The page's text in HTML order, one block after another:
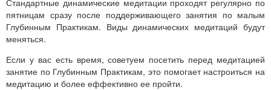
пятницам сразу после поддерживающего занятия по малым
Глубинным Практикам. Виды динамических медитаций будут
меняться.
Если у вас есть время, советуем посетить перед медитацией
занятие по Глубинным Практикам, это помогает настроиться на
медитацию и более еффективно ее пройти.